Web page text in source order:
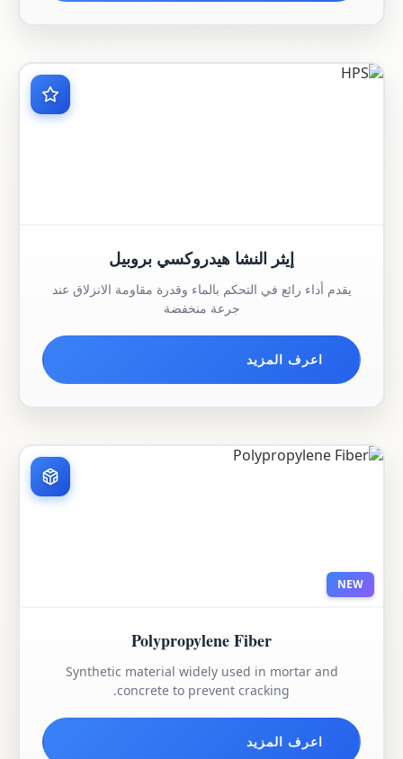
إيثر النشا هيدروكسي بروبيل
يقدم أداء رائع في التحكم بالماء وقدرة مقاومة الانزلاق عند
جرعة منخفضة
اعرف المزيد
NEW
Polypropylene Fiber
Synthetic material widely used in mortar and
concrete to prevent cracking.
اعرف المزيد